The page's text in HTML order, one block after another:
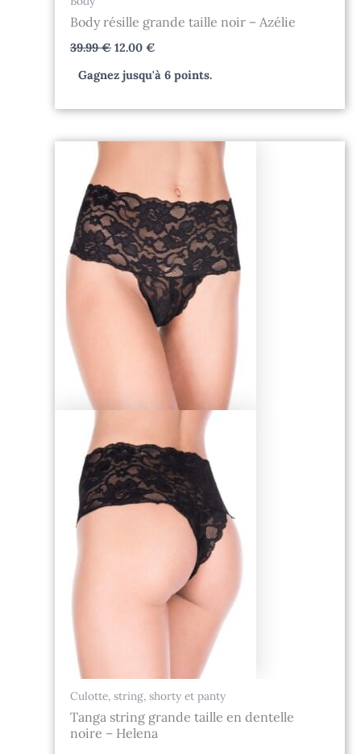
Body résille grande taille noir – Azélie
39.99€ 12.00€
Gagnez jusqu'à 6 points.
Culotte, string, shorty et panty
Tanga string grande taille en dentelle
noire – Helena